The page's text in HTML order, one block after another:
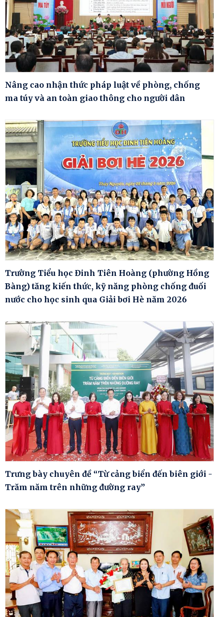
Nâng cao nhận thức pháp luật về phòng, chống
ma túy và an toàn giao thông cho người dân
Trường Tiểu học Đinh Tiên Hoàng (phường Hồng
Bàng) tăng kiến thức, kỹ năng phòng chống đuối
nước cho học sinh qua Giải bơi Hè năm 2026
Trưng bày chuyên đề “Từ cảng biển đến biên giới -
Trăm năm trên những đường ray”